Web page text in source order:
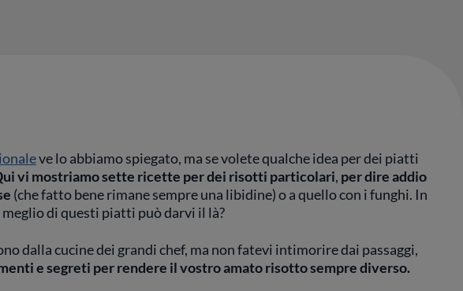
ve lo abbiamo spiegato, ma se volete qualche idea per dei piatti
vi mostriamo sette ricette per dei risotti particolari, per dire addio
(che fatto bene rimane sempre una libidine) o a quello con i funghi. In
di questi piatti può darvi il là?
dalla cucine dei grandi chef, ma non fatevi intimorire dai passaggi,
e segreti per rendere il vostro amato risotto sempre diverso.